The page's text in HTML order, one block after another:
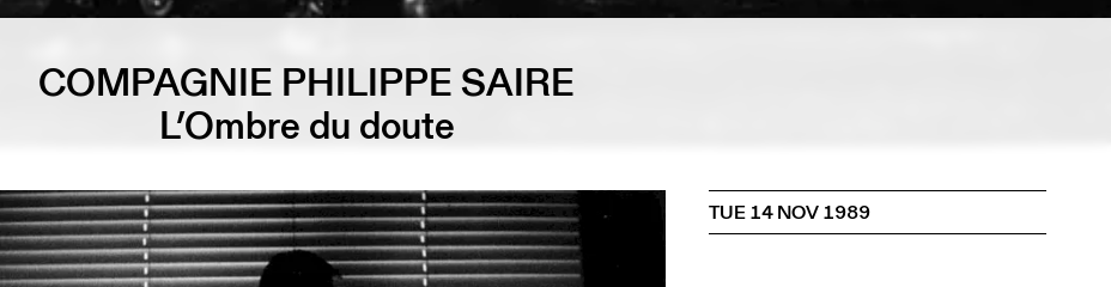
COMPAGNIE PHILIPPE SAIRE
L’Ombre du doute
TUE 14 NOV 1989